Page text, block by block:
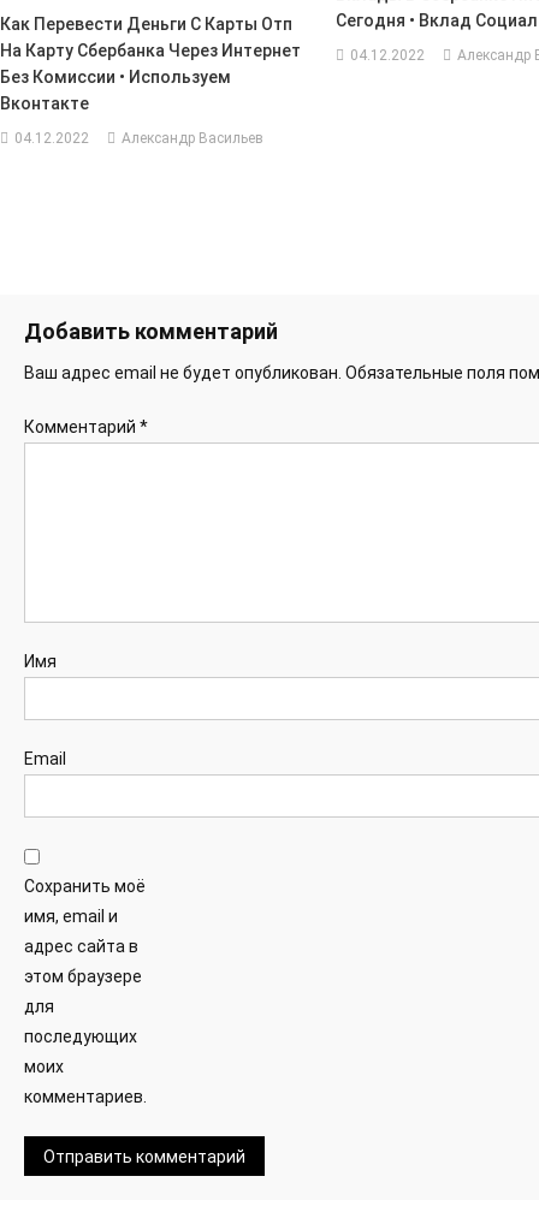
Как Перевести Деньги С Карты Отп
На Карту Сбербанка Через Интернет
Без Комиссии • Используем
Вконтакте
04.12.2022 Александр Васильев
Сегодня • Вклад
04.12.2022 Александр
Добавить комментарий
Ваш адрес email не будет опубликован. Обязательные поля
Комментарий *
Имя
Email
Сохранить моё
имя, email и
адрес сайта в
этом браузере
для
последующих
моих
комментариев.